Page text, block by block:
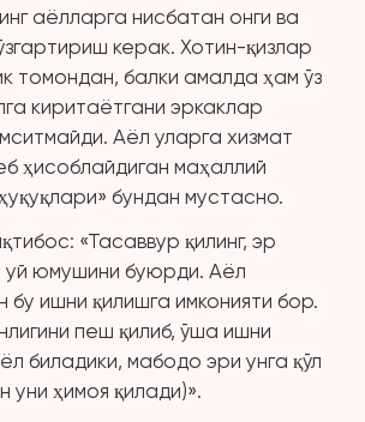
аёлларга нисбатан онги ва
керак. Хотин-қизлар
томондан, балки амалда ҳам ўз
киритаётгани эркаклар
Аёл уларга хизмат
ҳисоблайдиган маҳаллий
бундан мустасно.
«Тасаввур қилинг, эр
уй юмушини буюрди. Аёл
бу ишни қилишга имконияти бор.
пеш қилиб, ўша ишни
биладики, мабодо эри унга қўл
уни ҳимоя қилади)».